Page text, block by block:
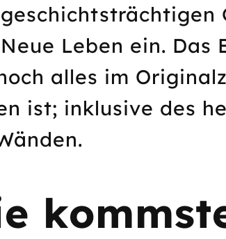
Leben ein. Das
alles im
ist; inklusive des